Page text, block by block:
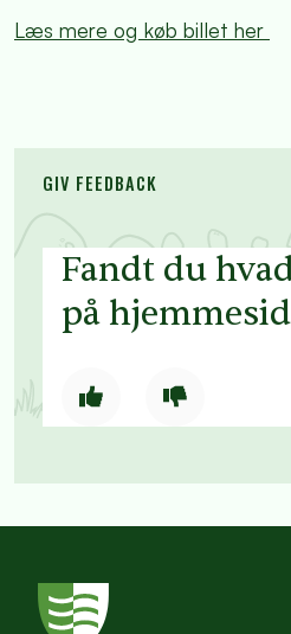
Læs mere og køb billet her
GIV FEEDBACK
Fandt du
på